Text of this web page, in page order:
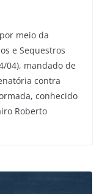
meio da
e Sequestros
04), mandado de
contra
conhecido
Roberto